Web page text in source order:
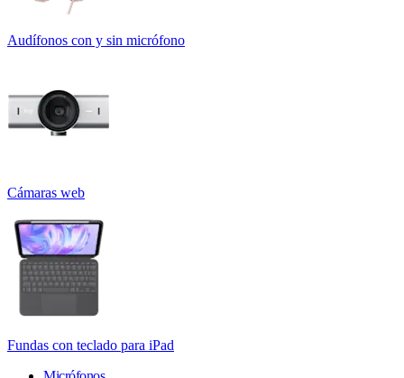
Audífonos con y sin micrófono
Cámaras web
Fundas con teclado para iPad